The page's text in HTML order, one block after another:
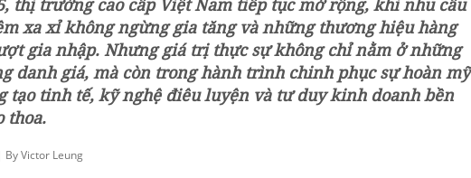
thị trường cao cấp Việt Nam tiếp tục mở rộng, khi nhu cầu
xa xỉ không ngừng gia tăng và những thương hiệu hàng
gia nhập. Nhưng giá trị thực sự không chỉ nằm ở những
danh giá, mà còn trong hành trình chinh phục sự hoàn mỹ
tạo tinh tế, kỹ nghệ điêu luyện và tư duy kinh doanh bền
thoa.
Victor Leung